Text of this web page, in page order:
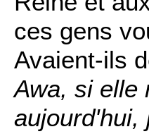
ces gens
Avaient-ils
Awa, si elle
aujourd'hui,